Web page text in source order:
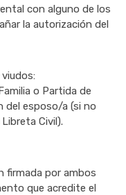
con alguno de los
la autorización del
o Partida de
del esposo/a (si no
Civil).
firmada por ambos
que acredite el